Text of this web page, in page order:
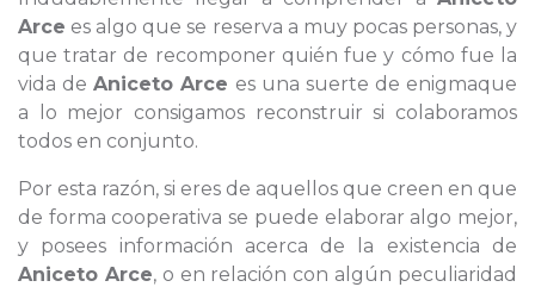
Arce es algo que se reserva a muy pocas personas, y
que tratar de recomponer quién fue y cómo fue la
vida deAniceto Arce es una suerte de enigmaque
a lo mejor consigamos reconstruir si colaboramos
todos en conjunto.
Por esta razón, si eres de aquellos que creen en que
de forma cooperativa se puede elaborar algo mejor,
y posees información acerca de la existencia de
Aniceto Arce, o en relación con algún peculiaridad